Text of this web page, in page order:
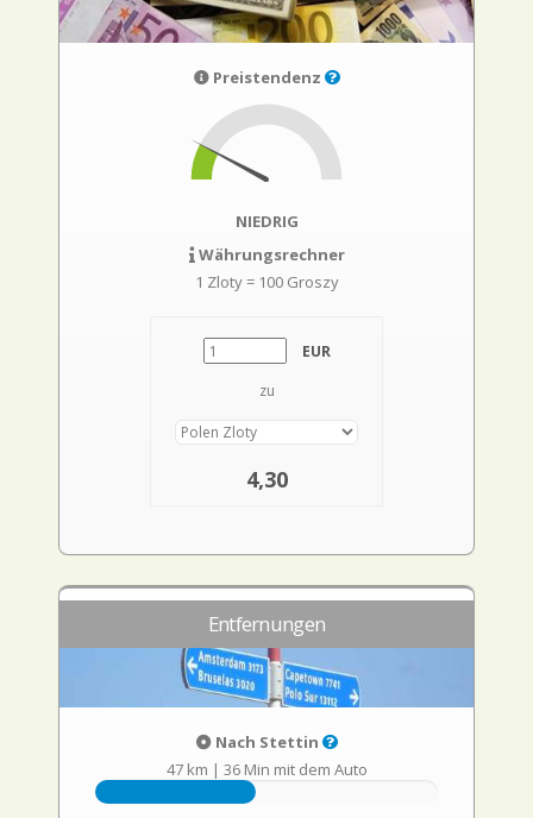
Preistendenz
NIEDRIG
Währungsrechner
1 Zloty = 100 Groszy
EUR
zu
4,30
Entfernungen
Nach Stettin
47 km | 36 Min mit dem Auto